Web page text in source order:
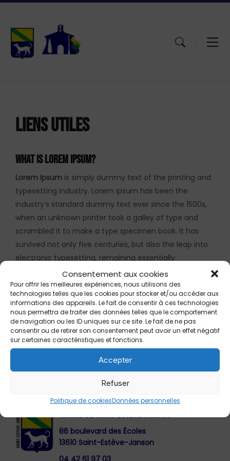
Consentement aux cookies
Pour offrir les meilleures expériences, nous utilisons des
technologies telles que les cookies pour stocker et/ou accéder aux
informations des appareils. Le fait de consentir à ces technologies
nous permettra de traiter des données telles que le comportement
de navigation ou les ID uniques sur ce site. Le fait de ne pas
consentir ou de retirer son consentement peut avoir un effet négatif
sur certaines caractéristiques et fonctions.
Accepter
Refuser
Politique de cookiesDonnées personnelles
Aller
Passer
navigation
principale
Atteindre
page
LIENS UTILES
WHAT IS LOREM IPSUM?
Lorem Ipsum is simply dummy text of the printing and
typesetting industry. Lorem Ipsum has been the
industry’s standard dummy text ever since the 1500s,
when an unknown printer took a galley of type and
scrambled it to make a type specimen book. It has
survived not only five centuries, but also the leap into
electronic typesetting, remaining essentially
unchanged. It was popularised in the 1960s with the
release of Letraset sheets containing Lorem Ipsum
passages, and more recently with desktop publishing
software like Aldus PageMaker including versions of
Lorem Ipsum.
MAIRIE DE SAINT-ESTÈVE-JANSON
86 boulevard des Écoles
13610 Saint-Estève-Janson
04 42 61 97 03